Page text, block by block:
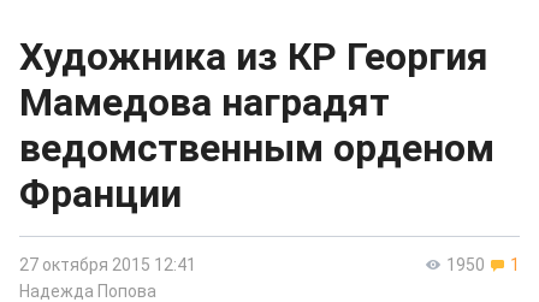
Художника из КР Георгия
Мамедова наградят
ведомственным орденом
Франции
1950 1
27 октября 2015 12:41
Надежда Попова